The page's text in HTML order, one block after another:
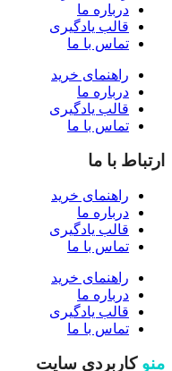
درباره ما
قالب یادگیری
تماس با ما
راهنمای خرید
درباره ما
قالب یادگیری
تماس با ما
ارتباط با ما
راهنمای خرید
درباره ما
قالب یادگیری
تماس با ما
راهنمای خرید
درباره ما
قالب یادگیری
تماس با ما
منو کاربردی سایت